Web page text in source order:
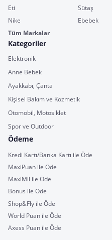
Eti
Sütaş
Nike
Ebebek
Tüm Markalar
Kategoriler
Elektronik
Anne Bebek
Ayakkabı, Çanta
Kişisel Bakım ve Kozmetik
Otomobil, Motosiklet
Spor ve Outdoor
Ödeme
Kredi Kartı/Banka Kartı ile Öde
MaxiPuan ile Öde
MaxiMil ile Öde
Bonus ile Öde
Shop&Fly ile Öde
World Puan ile Öde
Axess Puan ile Öde